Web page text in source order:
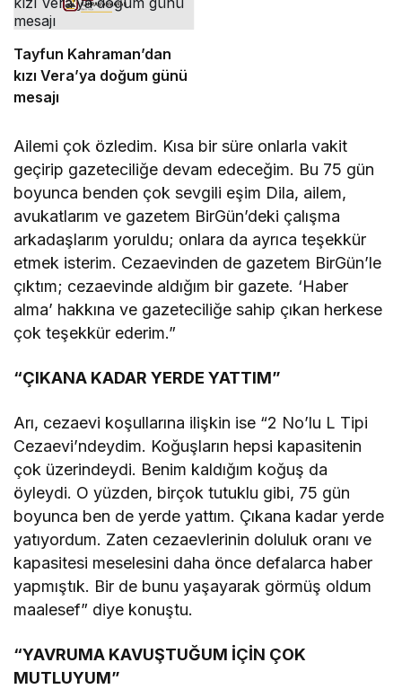
çıkarıldı
Tayfun Kahraman’dan
kızı Vera’ya doğum günü
mesajı
Ailemi çok özledim. Kısa bir süre onlarla vakit
geçirip gazeteciliğe devam edeceğim. Bu 75 gün
boyunca benden çok sevgili eşim Dila, ailem,
avukatlarım ve gazetem BirGün’deki çalışma
arkadaşlarım yoruldu; onlara da ayrıca teşekkür
etmek isterim. Cezaevinden de gazetem BirGün’le
çıktım; cezaevinde aldığım bir gazete. ‘Haber
alma’ hakkına ve gazeteciliğe sahip çıkan herkese
çok teşekkür ederim.”
“ÇIKANA KADAR YERDE YATTIM”
Arı, cezaevi koşullarına ilişkin ise “2 No’lu L Tipi
Cezaevi’ndeydim. Koğuşların hepsi kapasitenin
çok üzerindeydi. Benim kaldığım koğuş da
öyleydi. O yüzden, birçok tutuklu gibi, 75 gün
boyunca ben de yerde yattım. Çıkana kadar yerde
yatıyordum. Zaten cezaevlerinin doluluk oranı ve
kapasitesi meselesini daha önce defalarca haber
yapmıştık. Bir de bunu yaşayarak görmüş oldum
maalesef” diye konuştu.
“YAVRUMA KAVUŞTUĞUM İÇİN ÇOK
MUTLUYUM”